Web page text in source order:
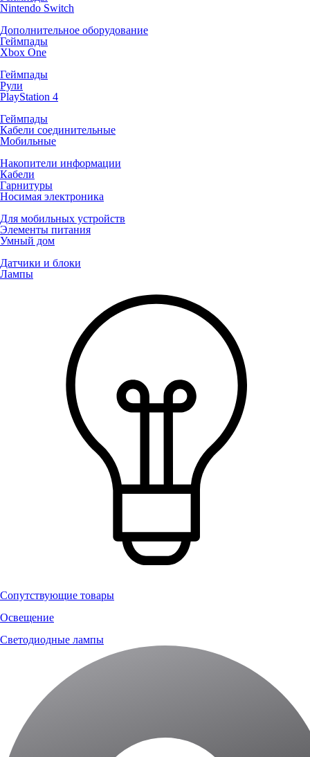
Nintendo Switch
Дополнительное оборудование
Геймпады
Xbox One
Геймпады
Рули
PlayStation 4
Геймпады
Кабели соединительные
Мобильные
Накопители информации
Кабели
Гарнитуры
Носимая электроника
Для мобильных устройств
Элементы питания
Умный дом
Датчики и блоки
Лампы
Сопутствующие товары
Освещение
Светодиодные лампы